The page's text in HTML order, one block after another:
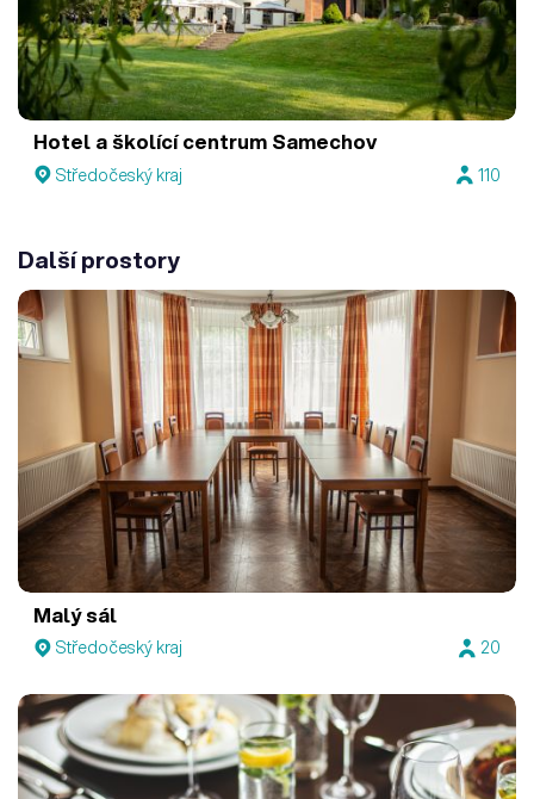
Hotel a školící centrum Samechov
Středočeský kraj 110
Další prostory
Malý sál
Středočeský kraj 20